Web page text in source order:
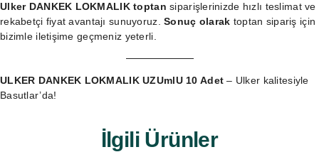
Ulker DANKEK LOKMALIK toptan siparişlerinizde hızlı teslimat ve
rekabetçi fiyat avantajı sunuyoruz.Sonuç olarak toptan sipariş için
bizimle iletişime geçmeniz yeterli.
ULKER DANKEK LOKMALIK UZUmlU 10 Adet – Ulker kalitesiyle
Basutlar’da!
İlgili Ürünler